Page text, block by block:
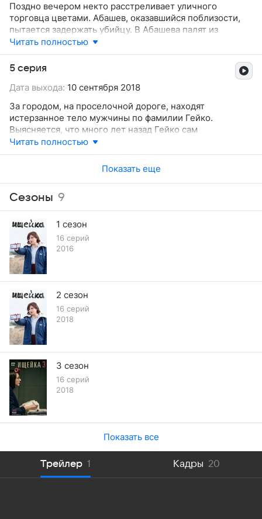
Поздно вечером некто расстреливает уличного
торговца цветами. Абашев, оказавшийся поблизости,
пытается задержать убийцу. В Абашева палят из
темноты, он стреляет в ответ и ранит молодого парня,
у которого не оказывается при себе пистолета, так же
как и гильз на месте преступления. Абашева
отстраняют от работы и хотят взять под арест. Теперь
для Александры это не просто очередное дело: на кону
Читать полностью
5 серия
Дата выхода: 10 сентября 2018
За городом, на проселочной дороге, находят
истерзанное тело мужчины по фамилии Гейко.
Выясняется, что много лет назад Гейко сам
подозревался в тяжких преступлениях, но тогда дело
было закрыто в связи с недостаточностью
доказательств. Неподалеку от тела Гейко оперативники
обнаруживают тела двух пропавших девушек, которых
решил таким образом восстановить справедливость.
Но кто этот мститель и почему он решил действовать
спустя столько лет!?
Читать полностью
Показать еще
Сезоны 9
1 сезон
16 серий
2016
2 сезон
16 серий
2018
3 сезон
16 серий
2018
Показать все
Трейлер 1 Кадры 20